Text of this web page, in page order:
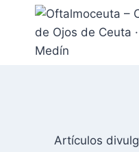
contenido
Artículos